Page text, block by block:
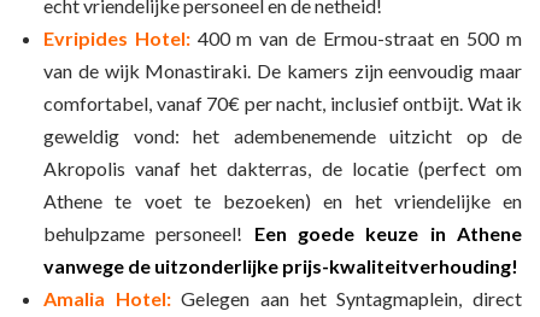
echt vriendelijke personeel en de netheid!
Evripides Hotel:400 m van de Ermou-straat en 500 m
van de wijk Monastiraki. De kamers zijn eenvoudig maar
comfortabel, vanaf 70€ per nacht, inclusief ontbijt. Wat ik
geweldig vond: het adembenemende uitzicht op de
Akropolis vanaf het dakterras, de locatie (perfect om
Athene te voet te bezoeken) en het vriendelijke en
behulpzame personeel! Een goede keuze in Athene
vanwege de uitzonderlijke prijs-kwaliteitverhouding!
Amalia Hotel:Gelegen aan het Syntagmaplein, direct